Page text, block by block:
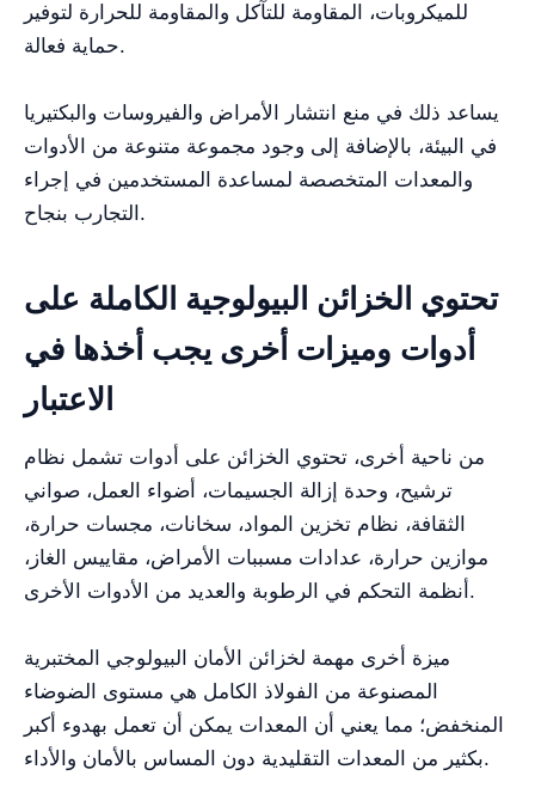
للميكروبات، المقاومة للتآكل والمقاومة للحرارة لتوفير
حماية فعالة.
يساعد ذلك في منع انتشار الأمراض والفيروسات والبكتيريا
في البيئة، بالإضافة إلى وجود مجموعة متنوعة من الأدوات
والمعدات المتخصصة لمساعدة المستخدمين في إجراء
التجارب بنجاح.
تحتوي الخزائن البيولوجية الكاملة على
أدوات وميزات أخرى يجب أخذها في
الاعتبار
من ناحية أخرى، تحتوي الخزائن على أدوات تشمل نظام
ترشيح، وحدة إزالة الجسيمات، أضواء العمل، صواني
الثقافة، نظام تخزين المواد، سخانات، مجسات حرارة،
موازين حرارة، عدادات مسببات الأمراض، مقاييس الغاز،
أنظمة التحكم في الرطوبة والعديد من الأدوات الأخرى.
ميزة أخرى مهمة لخزائن الأمان البيولوجي المختبرية
المصنوعة من الفولاذ الكامل هي مستوى الضوضاء
المنخفض؛ مما يعني أن المعدات يمكن أن تعمل بهدوء أكبر
بكثير من المعدات التقليدية دون المساس بالأمان والأداء.